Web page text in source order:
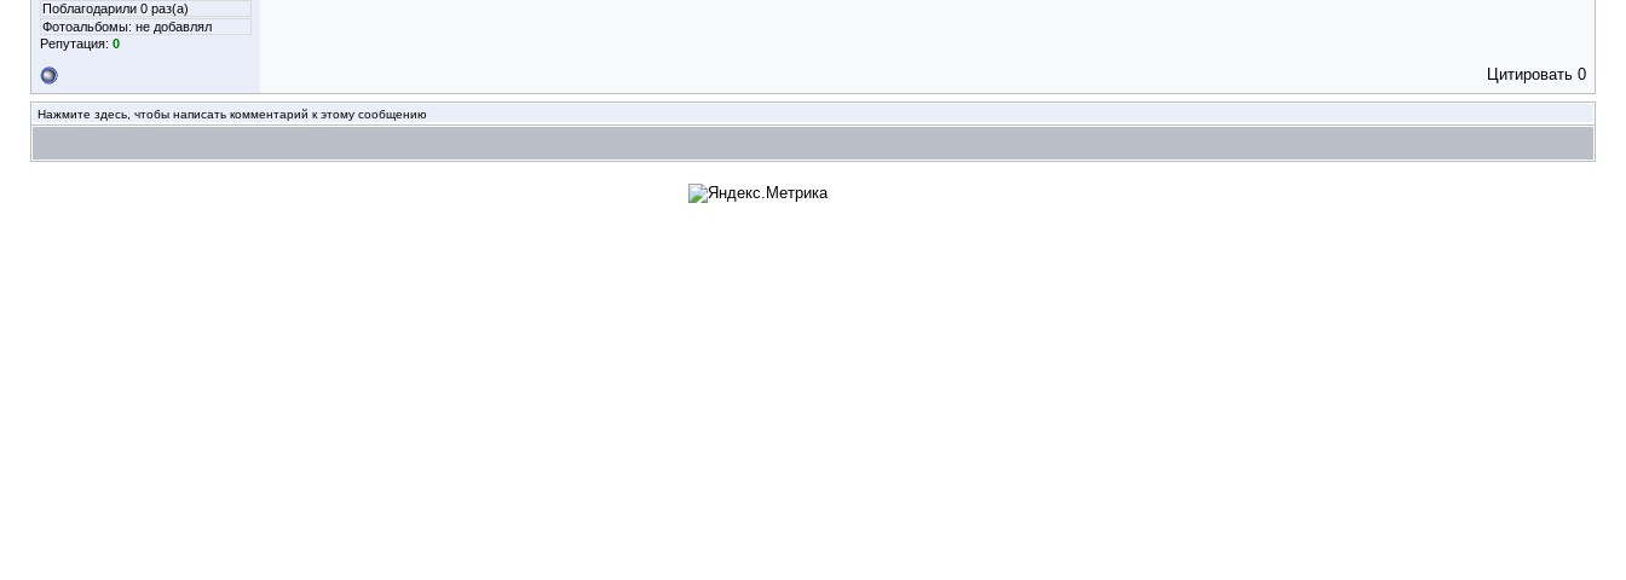
Поблагодарили 0 раз(а)
Фотоальбомы: не добавлял
Репутация: 0
Цитировать 0
Нажмите здесь, чтобы написать комментарий к этому сообщению